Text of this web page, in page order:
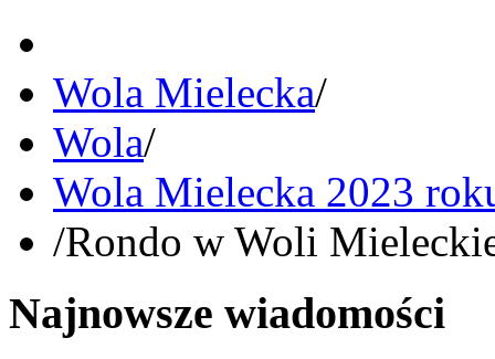
Wola Mielecka/
Wola/
Wola Mielecka 2023
/Rondo w Woli
Najnowsze wiadomości